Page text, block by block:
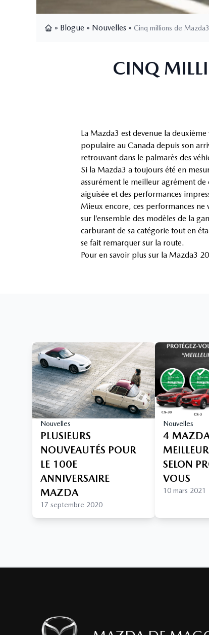
» Blogue » Nouvelles » Cinq millions de
CINQ
La Mazda3 est devenue la
populaire au Canada depuis son
retrouvant dans le palmarès des
Si la Mazda3 a toujours été en
assurément le meilleur agrément
aiguisée et des performances
Mieux encore, ces performances ne
sur l’ensemble des modèles de la
carburant de sa catégorie tout en
se fait remarquer sur la route.
Pour en savoir plus sur la Mazda3
Nouvelles
PLUSIEURS
NOUVEAUTÉS POUR
LE 100E
ANNIVERSAIRE
MAZDA
17 septembre 2020
Nouvelles
4 MAZDA
SELON
VOUS
10 mars 2021